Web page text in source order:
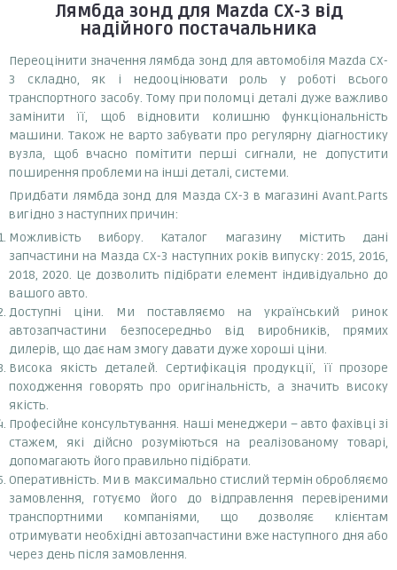
Лямбда зонддля Mazda CX-3 від
надійного постачальника
Переоцінити значення лямбда зонд для автомобіля Mazda CX-
3 складно, як і недооцінювати роль у роботі всього
транспортного засобу. Тому при поломці деталі дуже важливо
замінити її, щоб відновити колишню функціональність
машини. Також не варто забувати про регулярну діагностику
вузла, щоб вчасно помітити перші сигнали, не допустити
поширення проблеми на інші деталі, системи.
Придбати лямбда зонд для Мазда СХ-3 в магазині Avant.Parts
вигідно з наступних причин:
Можливість вибору. Каталог магазину містить дані
запчастини на Мазда СХ-3 наступних років випуску: 2015, 2016,
2018, 2020. Це дозволить підібрати елемент індивідуально до
вашого авто.
Доступні ціни. Ми поставляємо на український ринок
автозапчастини безпосередньо від виробників, прямих
дилерів, що дає нам змогу давати дуже хороші ціни.
Висока якість деталей. Сертифікація продукції, її прозоре
походження говорять про оригінальність, а значить високу
якість.
Професійне консультування. Наші менеджери – авто фахівці зі
стажем, які дійсно розуміються на реалізованому товарі,
допомагають його правильно підібрати.
Оперативність. Ми в максимально стислий термін обробляємо
замовлення, готуємо його до відправлення перевіреними
транспортними компаніями, що дозволяє клієнтам
отримувати необхідні автозапчастини вже наступного дня або
через день після замовлення.